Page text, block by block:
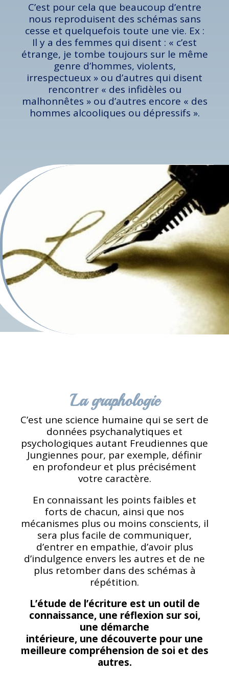
C’est pour cela que beaucoup d’entre
nous reproduisent des schémas sans
cesse et quelquefois toute une vie. Ex :
Il y a des femmes qui disent : « c’est
étrange, je tombe toujours sur le même
genre d’hommes, violents,
irrespectueux » ou d’autres qui disent
rencontrer « des infidèles ou
malhonnêtes » ou d’autres encore « des
hommes alcooliques ou dépressifs ».
La graphologie
C’est une science humaine qui se sert de
données psychanalytiques et
psychologiques autant Freudiennes que
Jungiennes pour, par exemple, définir
en profondeur et plus précisément
votre caractère.
En connaissant les points faibles et
forts de chacun, ainsi que nos
mécanismes plus ou moins conscients, il
sera plus facile de communiquer,
d’entrer en empathie, d’avoir plus
d’indulgence envers les autres et de ne
plus retomber dans des schémas à
répétition.
L’étude de l’écriture est un outil de
connaissance, une réflexion sur soi,
une démarche
intérieure, une découverte pour une
meilleure compréhension de soi et des
autres.